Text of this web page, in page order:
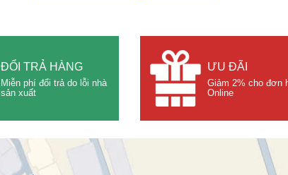
ĐỔI TRẢ HÀNG
Miễn phí đổi trả do lỗi nhà
sản xuất
ƯU ĐÃI
Giảm 2% cho đơn
Online